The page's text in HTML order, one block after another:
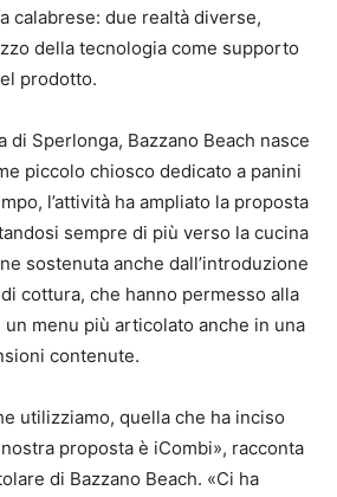
calabrese: due realtà diverse,
della tecnologia come supporto
prodotto.
di Sperlonga, Bazzano Beach nasce
piccolo chiosco dedicato a panini
l’attività ha ampliato la proposta
sempre di più verso la cucina
sostenuta anche dall’introduzione
cottura, che hanno permesso alla
menu più articolato anche in una
contenute.
utilizziamo, quella che ha inciso
proposta è iCombi», racconta
di Bazzano Beach. «Ci ha